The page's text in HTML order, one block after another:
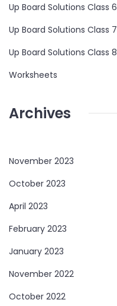
Up Board Solutions Class 6
Up Board Solutions Class 7
Up Board Solutions Class 8
Worksheets
Archives
November 2023
October 2023
April 2023
February 2023
January 2023
November 2022
October 2022